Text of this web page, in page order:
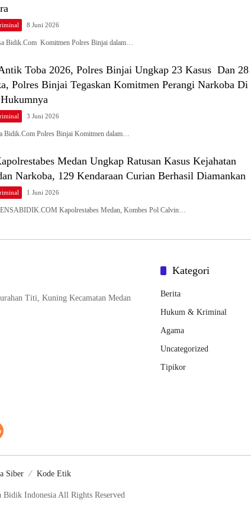
8 Juni 2026
Bidik.Com Komitmen Polres Binjai dalam…
Toba 2026, Polres Binjai Ungkap 23 Kasus Dan 28
Polres Binjai Tegaskan Komitmen Perangi Narkoba Di
3 Juni 2026
Bidik.Com Polres Binjai Komitmen dalam…
Medan Ungkap Ratusan Kasus Kejahatan
Narkoba, 129 Kendaraan Curian Berhasil Diamankan
1 Juni 2026
Kapolrestabes Medan, Kombes Pol Calvin…
Titi, Kuning Kecamatan Medan
Kategori
Berita
Hukum & Kriminal
Agama
Uncategorized
Tipikor
Siber Kode Etik
Indonesia All Rights Reserved